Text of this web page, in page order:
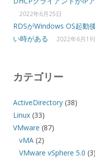
2022年6月25日
RDSがWindows OS起動
い時がある
2022年6月19
カテゴリー
ActiveDirectory(38)
Linux(33)
VMware (87)
vMA (2)
VMware vSphere 5.0 (3)